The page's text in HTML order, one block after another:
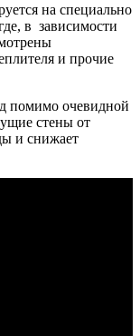
на специально
в зависимости
и прочие
помимо очевидной
стены от
и снижает